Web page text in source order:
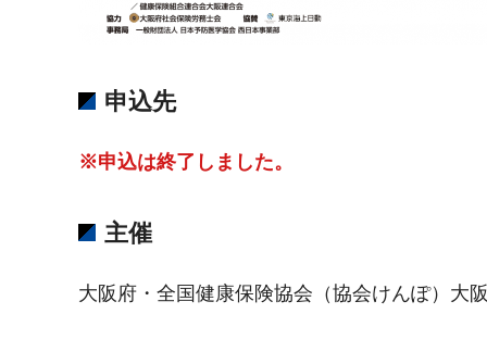
申込先
※申込は終了しました。
主催
大阪府・全国健康保険協会（協会けんぽ）大